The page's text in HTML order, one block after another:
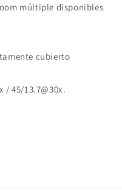
múltiple disponibles
cubierto
/ 45/13.7@30x.